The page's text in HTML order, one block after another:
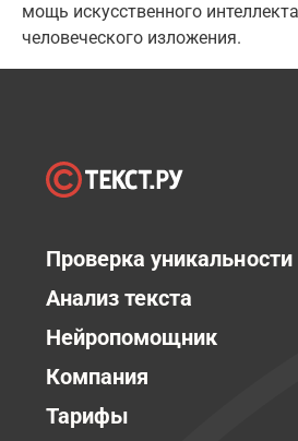
мощь искусственного
человеческого изложения.
Проверка уникальности
Анализ текста
Нейропомощник
Компания
Тарифы